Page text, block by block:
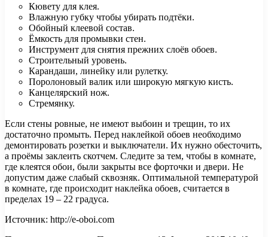
Кювету для клея.
Влажную губку чтобы убирать подтёки.
Обойный клеевой состав.
Ёмкость для промывки стен.
Инструмент для снятия прежних слоёв обоев.
Строительный уровень.
Карандаши, линейку или рулетку.
Поролоновый валик или широкую мягкую кисть.
Канцелярский нож.
Стремянку.
Если стены ровные, не имеют выбоин и трещин, то их
достаточно промыть. Перед наклейкой обоев необходимо
демонтировать розетки и выключатели. Их нужно обесточить,
а проёмы заклеить скотчем. Следите за тем, чтобы в комнате,
где клеятся обои, были закрыты все форточки и двери. Не
допустим даже слабый сквозняк. Оптимальной температурой
в комнате, где происходит наклейка обоев, считается в
пределах 19 – 22 градуса.
Источник: http://e-oboi.com